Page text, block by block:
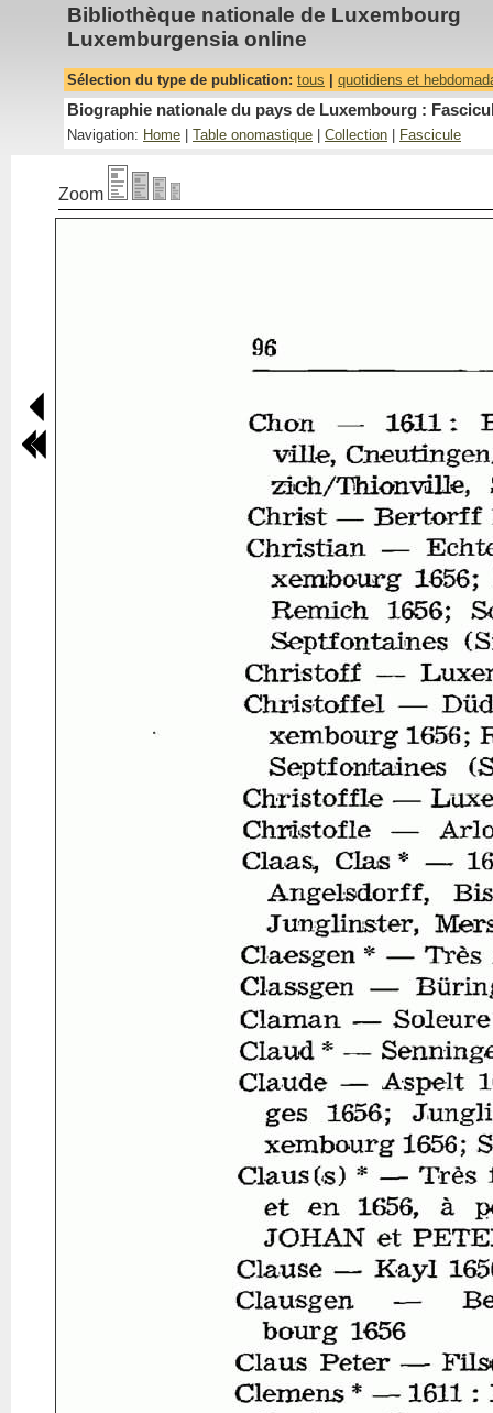
Bibliothèque nationale de Luxembourg
Luxemburgensia online
Sélection du type de publication: tous quotidiens et
Biographie nationale du pays de Luxembourg :
Navigation: Home Table onomastique Collection Fascicule
Zoom